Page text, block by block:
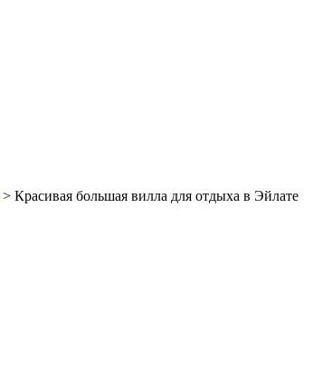
> Красивая большая вилла для отдыха в Эйлате